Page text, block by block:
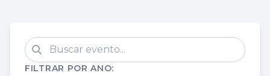
FILTRAR POR ANO: